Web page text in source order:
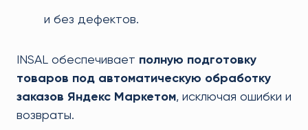
и без дефектов.
INSAL обеспечивает полную подготовку
товаров под автоматическую обработку
заказов Яндекс Маркетом, исключая ошибки и
возвраты.